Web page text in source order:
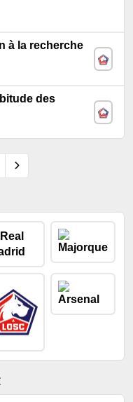
à la recherche
des